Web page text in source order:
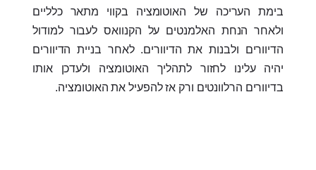
בימת העריכה של האוטומציה בקווי מתאר כלליים
ולאחר הנחת האלמנטים על הקנוואס לעבור למודול
הדיוורים ולבנות את הדיוורים. לאחר בניית הדיוורים
יהיה עלינו לחזור לתהליך האוטומציה ולעדכן אותו
בדיוורים הרלוונטים ורק אז להפעיל את האוטומציה.